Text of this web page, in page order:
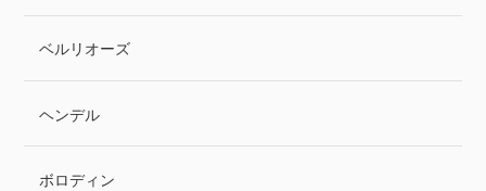
ベルリオーズ
ヘンデル
ボロディン